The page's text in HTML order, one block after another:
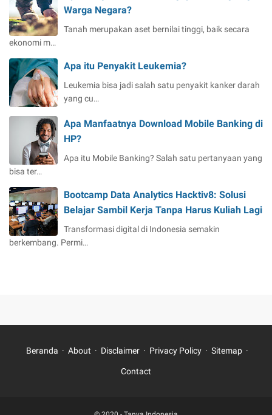
Warga Negara?
Tanah merupakan aset bernilai tinggi, baik secara
ekonomi m…
Apa itu Penyakit Leukemia?
Leukemia bisa jadi salah satu penyakit kanker darah
yang cu…
Apa Manfaatnya Download Mobile Banking di
HP?
Apa itu Mobile Banking? Salah satu pertanyaan yang
bisa ter…
Bootcamp Data Analytics Hacktiv8: Solusi
Belajar Sambil Kerja Tanpa Harus Kuliah Lagi
Transformasi digital di Indonesia semakin
berkembang. Permi…
Beranda About Disclaimer Privacy Policy Sitemap
Contact